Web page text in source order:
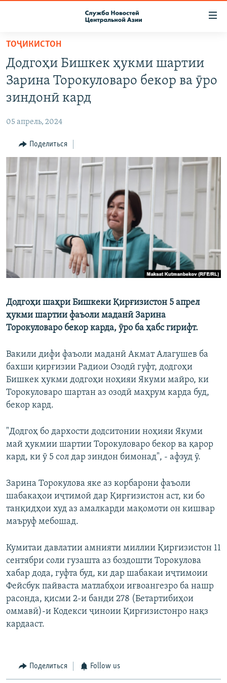
Вернуться
основному
содержанию
Вернутся
главной
навигации
Вернутся
ПОДПИСКА
КОНТАКТЫ
НАСТОЯЩЕЕ ВРЕМЯ
МИГРАНТ МЕДИА
ТОҶИКИСТОН
Додгоҳи Бишкек ҳукми шартии
Зарина Торокуловаро бекор ва ӯро
зиндонӣ кард
05 апрель, 2024
Поделиться
Додгоҳи шаҳри Бишкеки Қирғизистон 5 апрел
ҳукми шартии фаъоли маданӣ Зарина
Торокуловаро бекор карда, ӯро ба ҳабс гирифт.
Вакили дифи фаъоли маданӣ Акмат Алагушев ба
бахши қирғизии Радиои Озодӣ гуфт, додгоҳи
Бишкек ҳукми додгоҳи ноҳияи Якуми майро, ки
Торокуловаро шартан аз озодӣ маҳрум карда буд,
бекор кард.
"Додгоҳ бо дархости додситонии ноҳияи Якуми
май ҳукмии шартии Торокуловаро бекор ва қарор
кард, ки ӯ 5 сол дар зиндон бимонад", - афзуд ӯ.
Зарина Торокулова яке аз корбарони фаъоли
шабакаҳои иҷтимоӣ дар Қирғизистон аст, ки бо
танқидҳои худ аз амалкарди мақомоти он кишвар
маъруф мебошад.
Кумитаи давлатии амнияти миллии Қирғизистон 11
сентябри соли гузашта аз боздошти Торокулова
хабар дода, гуфта буд, ки дар шабакаи иҷтимоии
Фейсбук пайваста матлабҳои иғвоангезро ба нашр
расонда, қисми 2-и банди 278 (Бетартибиҳои
оммавӣ)-и Кодекси ҷиноии Қирғизистонро нақз
кардааст.
Поделиться Follow us